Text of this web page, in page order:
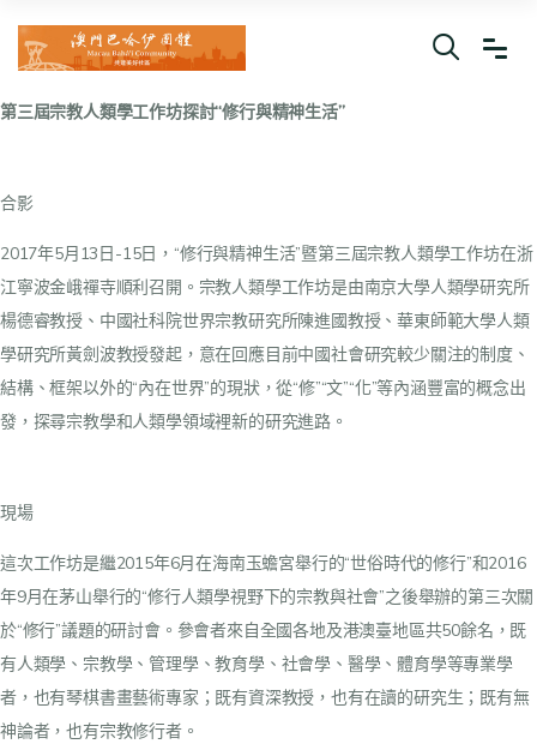
第三屆宗教人類學工作坊探討“修行與精神生活”
合影
2017年5月13日-15日，“修行與精神生活”暨第三屆宗教人類學工作坊在浙
江寧波金峨禪寺順利召開。宗教人類學工作坊是由南京大學人類學研究所
楊德睿教授、中國社科院世界宗教研究所陳進國教授、華東師範大學人類
學研究所黃劍波教授發起，意在回應目前中國社會研究較少關注的制度、
結構、框架以外的“內在世界”的現狀，從“修”“文”“化”等內涵豐富的概念出
發，探尋宗教學和人類學領域裡新的研究進路。
現場
這次工作坊是繼2015年6月在海南玉蟾宮舉行的“世俗時代的修行”和2016
年9月在茅山舉行的“修行人類學視野下的宗教與社會”之後舉辦的第三次關
於“修行”議題的研討會。參會者來自全國各地及港澳臺地區共50餘名，既
有人類學、宗教學、管理學、教育學、社會學、醫學、體育學等專業學
者，也有琴棋書畫藝術專家；既有資深教授，也有在讀的研究生；既有無
神論者，也有宗教修行者。